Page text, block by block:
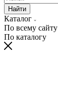
Найти
Каталог
По всему сайту
По каталогу